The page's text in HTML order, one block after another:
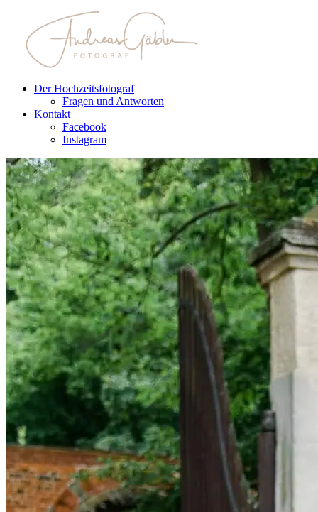
Der Hochzeitsfotograf
Fragen und Antworten
Kontakt
Facebook
Instagram